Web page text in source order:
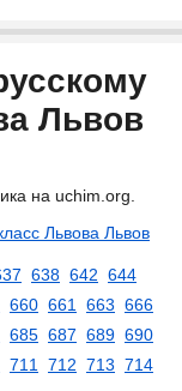
Львов
на uchim.org.
Львова Львов
638 642 644
660 661 663 666
685 687 689 690
711 712 713 714